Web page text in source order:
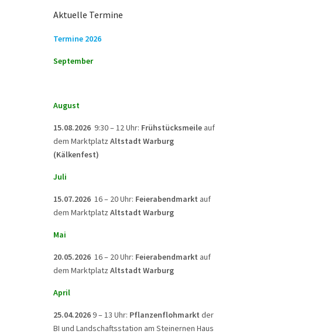
Aktuelle Termine
Termine 2026
September
August
15.08.2026 9:30 – 12 Uhr: Frühstücksmeile auf
dem Marktplatz Altstadt Warburg
(Kälkenfest)
Juli
15.07.2026 16 – 20 Uhr: Feierabendmarkt auf
dem Marktplatz Altstadt Warburg
Mai
20.05.2026 16 – 20 Uhr: Feierabendmarkt auf
dem Marktplatz Altstadt Warburg
April
25.04.20269 – 13 Uhr: Pflanzenflohmarkt der
BI und Landschaftsstation am Steinernen Haus